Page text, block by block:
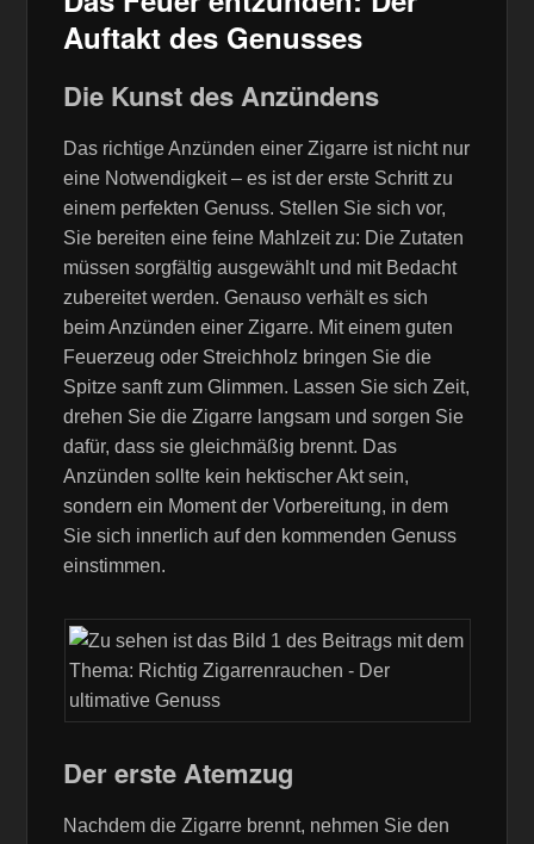
Auftakt des Genusses
Die Kunst des Anzündens
Das richtige Anzünden einer Zigarre ist nicht nur
eine Notwendigkeit – es ist der erste Schritt zu
einem perfekten Genuss. Stellen Sie sich vor,
Sie bereiten eine feine Mahlzeit zu: Die Zutaten
müssen sorgfältig ausgewählt und mit Bedacht
zubereitet werden. Genauso verhält es sich
beim Anzünden einer Zigarre. Mit einem guten
Feuerzeug oder Streichholz bringen Sie die
Spitze sanft zum Glimmen. Lassen Sie sich Zeit,
drehen Sie die Zigarre langsam und sorgen Sie
dafür, dass sie gleichmäßig brennt. Das
Anzünden sollte kein hektischer Akt sein,
sondern ein Moment der Vorbereitung, in dem
Sie sich innerlich auf den kommenden Genuss
einstimmen.
Der erste Atemzug
Nachdem die Zigarre brennt, nehmen Sie den